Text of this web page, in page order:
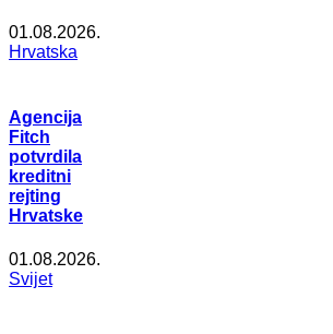
01.08.2026.
Hrvatska
Agencija
Fitch
potvrdila
kreditni
rejting
Hrvatske
01.08.2026.
Svijet